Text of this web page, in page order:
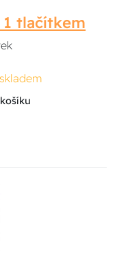
tlačítkem